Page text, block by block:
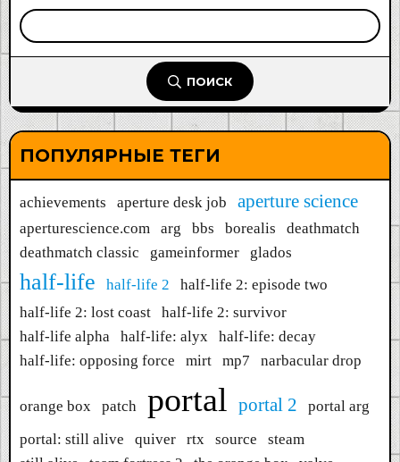
ПОИСК
ПОПУЛЯРНЫЕ ТЕГИ
achievements aperture desk job aperture science
aperturescience.com arg bbs borealis
deathmatch
deathmatch classic
gameinformer glados
half-life half-life 2
half-life 2: episode two
half-life 2: lost coast
half-life 2: survivor
half-life alpha
half-life: alyx
half-life: decay
half-life: opposing force
mirt mp7 narbacular drop
orange box patch portal portal 2
portal arg
portal: still alive
quiver rtx source
steam